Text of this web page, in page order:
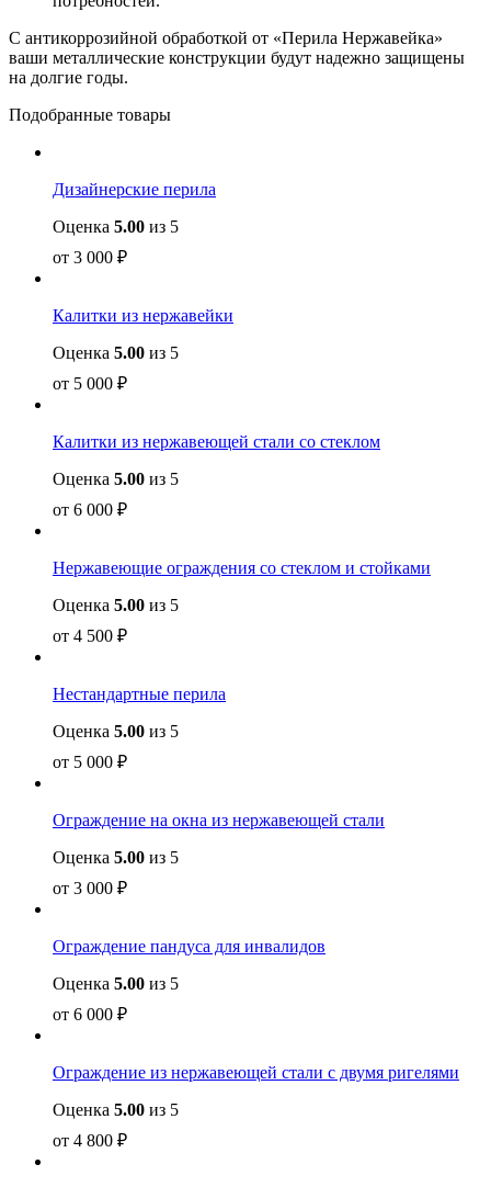
С антикоррозийной обработкой от «Перила Нержавейка»
ваши металлические конструкции будут надежно защищены
на долгие годы.
Подобранные товары
Дизайнерские перила
Оценка 5.00 из 5
от 3 000 ₽
Калитки из нержавейки
Оценка 5.00 из 5
от 5 000 ₽
Калитки из нержавеющей стали со стеклом
Оценка 5.00 из 5
от 6 000 ₽
Нержавеющие ограждения со стеклом и стойками
Оценка 5.00 из 5
от 4 500 ₽
Нестандартные перила
Оценка 5.00 из 5
от 5 000 ₽
Ограждение на окна из нержавеющей стали
Оценка 5.00 из 5
от 3 000 ₽
Ограждение пандуса для инвалидов
Оценка 5.00 из 5
от 6 000 ₽
Ограждение из нержавеющей стали с двумя ригелями
Оценка 5.00 из 5
от 4 800 ₽